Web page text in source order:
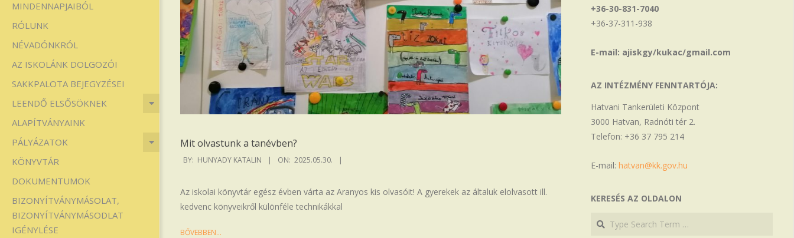
Iskola
MINDENNAPJAIBÓL
RÓLUNK
NÉVADÓNKRÓL
AZ ISKOLÁNK DOLGOZÓI
SAKKPALOTA BEJEGYZÉSEI
LEENDŐ ELSŐSÖKNEK
ALAPÍTVÁNYAINK
PÁLYÁZATOK
KÖNYVTÁR
DOKUMENTUMOK
BIZONYÍTVÁNYMÁSOLAT,
BIZONYÍTVÁNYMÁSODLAT
IGÉNYLÉSE
Mit olvastunk a tanévben?
2025-
BY: HUNYADY KATALIN ON: 2025.05.30.
Az iskolai könyvtár egész évben várta az Aranyos kis olvasóit! A gyerekek az általuk elolvasott ill.
kedvenc könyveikről különféle technikákkal
BŐVEBBEN…
+36-30-831-7040
+36-37-311-938
E-mail: ajiskgy/kukac/gmail.com
AZ INTÉZMÉNY FENNTARTÓJA:
Hatvani Tankerületi Központ
3000 Hatvan, Radnóti tér 2.
Telefon: +36 37 795 214
E-mail:hatvan@kk.gov.hu
KERESÉS AZ OLDALON
Search
Search